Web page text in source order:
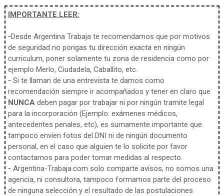
IMPORTANTE LEER:
-Desde Argentina Trabaja te recomendamos que por motivos
de seguridad no pongas tu dirección exacta en ningún
curriculum, poner solamente tu zona de residencia como por
ejemplo Merlo, Ciudadela, Caballito, etc.
- Si te llaman de una entrevista te damos como
recomendación siempre ir acompañados y tener en claro que
NUNCAdeben pagar por trabajar ni por ningún tramite legal
para la incorporación (Ejemplo: exámenes médicos,
antecedentes penales, etc), es sumamente importante que
tampoco envíen fotos del DNI ni de ningún documento
personal, en el caso que alguien te lo solicite por favor
contactarnos para poder tomar medidas al respecto.
- Argentina-Trabaja.com solo comparte avisos, no somos una
agencia, ni consultora, tampoco formamos parte del proceso
de ninguna selección y el resultado de las postulaciones